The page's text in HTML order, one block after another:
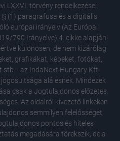
LXXVI. törvény rendelkezései
(1) paragrafusa és a digitális
európai irányelv (Az Európai
790 Irányelve) 4. cikke alapján!
különösen, de nem kizárólag
grafikákat, képeket, fotókat,
stb. - az IndaNext Hungary Kft.
alá esnek. Mindezek
csak a Jogtulajdonos előzetes
Az oldalról kivezető linkeken
semmilyen felelősséget,
pontos és hiteles
megadására törekszik, de a